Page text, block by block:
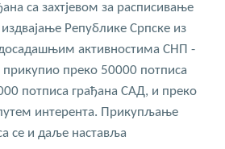
са захтјевом за расписивање
Републике Српске из
активностима СНП -
преко 50000 потписа
потписа грађана САД, и преко
интерента. Прикупљање
се и даље наставља